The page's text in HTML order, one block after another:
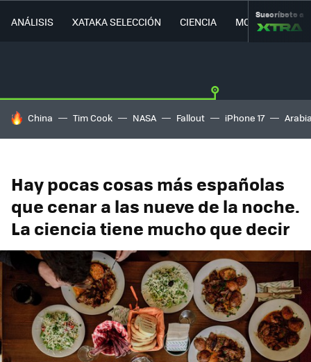
ANÁLISIS XATAKA SELECCIÓN CIENCIA MOVILIDAD
Suscríbete a
HOY SE HABLA DE
China Tim Cook NASA Fallout iPhone 17
Hay pocas cosas más españolas
que cenar a las nueve de la noche.
La ciencia tiene mucho que decir